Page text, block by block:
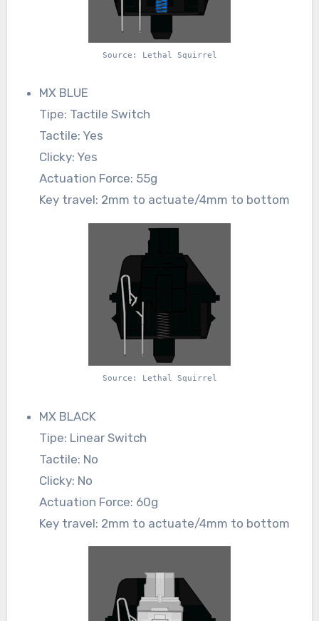
Source: Lethal Squirrel
MX BLUE
Tipe: Tactile Switch
Tactile: Yes
Clicky: Yes
Actuation Force: 55g
Key travel: 2mm to actuate/4mm to bottom
Source: Lethal Squirrel
MX BLACK
Tipe: Linear Switch
Tactile: No
Clicky: No
Actuation Force: 60g
Key travel: 2mm to actuate/4mm to bottom